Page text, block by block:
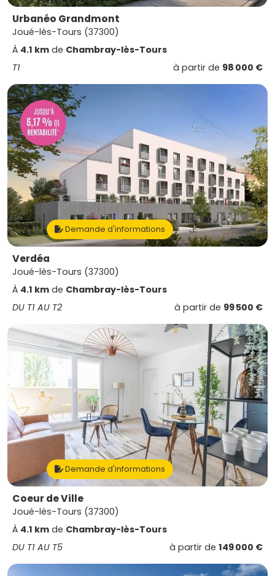
Urbanéo Grandmont
Joué-lès-Tours (37300)
À 4.1 km de Chambray-lès-Tours
T1
à partir de 98 000 €
Demande d'informations
Verdéa
Joué-lès-Tours (37300)
À 4.1 km de Chambray-lès-Tours
DU T1 AU T2
à partir de 99 500 €
Demande d'informations
Coeur de Ville
Joué-lès-Tours (37300)
À 4.1 km de Chambray-lès-Tours
DU T1 AU T5
à partir de 149 000 €